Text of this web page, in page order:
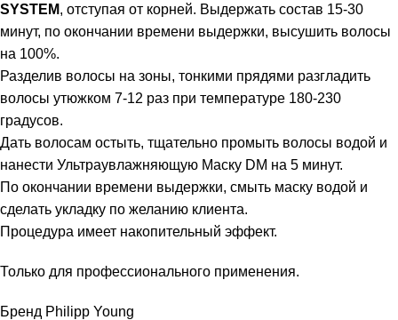
SYSTEM, отступая от корней. Выдержать состав 15-30
минут, по окончании времени выдержки, высушить волосы
на 100%.
Разделив волосы на зоны, тонкими прядями разгладить
волосы утюжком 7-12 раз при температуре 180-230
градусов.
Дать волосам остыть, тщательно промыть волосы водой и
нанести Ультраувлажняющую Маску DM на 5 минут.
По окончании времени выдержки, смыть маску водой и
сделать укладку по желанию клиента.
Процедура имеет накопительный эффект.
Только для профессионального применения.
Бренд Philipp Young